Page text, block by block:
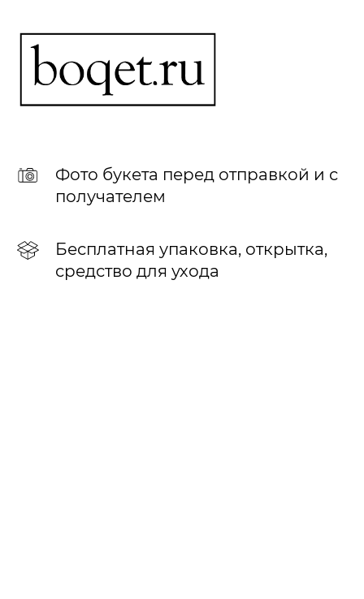
Фото букета перед отправкой и с
получателем
Бесплатная упаковка, открытка,
средство для ухода